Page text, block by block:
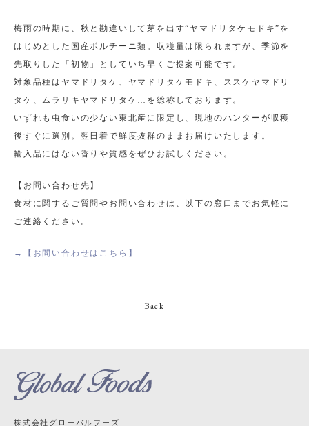
梅雨の時期に、秋と勘違いして芽を出す“ヤマドリタケモドキ”を
はじめとした国産ポルチーニ類。収穫量は限られますが、季節を
先取りした「初物」としていち早くご提案可能です。
対象品種はヤマドリタケ、ヤマドリタケモドキ、ススケヤマドリ
タケ、ムラサキヤマドリタケ…を総称しております。
いずれも虫食いの少ない東北産に限定し、現地のハンターが収穫
後すぐに選別。翌日着で鮮度抜群のままお届けいたします。
輸入品にはない香りや質感をぜひお試しください。
【お問い合わせ先】
食材に関するご質問やお問い合わせは、以下の窓口までお気軽に
ご連絡ください。
→【お問い合わせはこちら】
Back
株式会社グローバルフーズ